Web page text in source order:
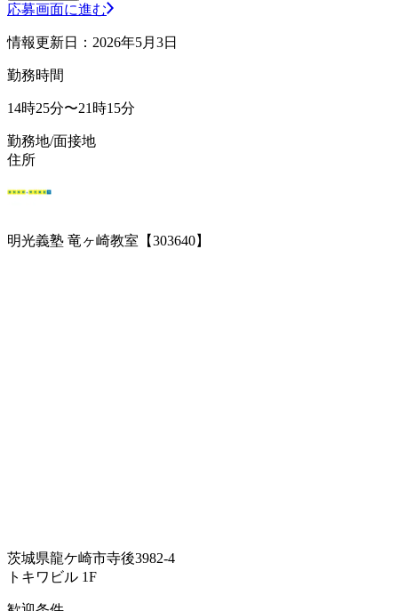
応募画面に進む
情報更新日：2026年5月3日
勤務時間
14時25分〜21時15分
勤務地/面接地
住所
明光義塾 竜ヶ崎教室【303640】
茨城県龍ケ崎市寺後3982-4
トキワビル 1F